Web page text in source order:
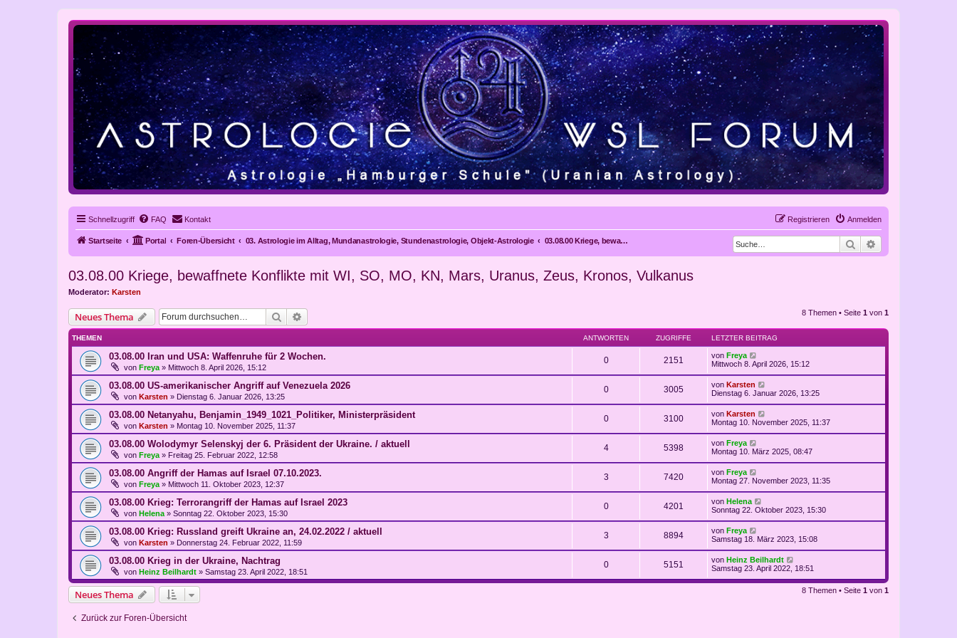
Schnellzugriff FAQ Kontakt Anmelden
Registrieren
Startseite Portal Foren-Übersicht 03. Astrologie im Alltag, Mundanastrologie, Stundenastrologie, Objekt-Astrologie 03.08.00 Kriege, bewaffnete Konflikte mit WI, SO, MO, KN, Mars, Uranus, Zeus, Kronos, Vulkanus Suche
03.08.00 Kriege, bewaffnete Konflikte mit WI, SO, MO, KN, Mars, Uranus, Zeus, Kronos, Vulkanus
Moderator: Karsten
Neues Thema Suche 8 Themen • Seite 1 von 1
THEMEN ANTWORTEN ZUGRIFFE LETZTER BEITRAG
03.08.00 Iran und USA: Waffenruhe für 2 Wochen.
von Freya » Mittwoch 8. April 2026, 15:12
0 2151 von Freya
Mittwoch 8. April 2026, 15:12
03.08.00 US-amerikanischer Angriff auf Venezuela 2026
von Karsten » Dienstag 6. Januar 2026, 13:25
0 3005 von Karsten
Dienstag 6. Januar 2026, 13:25
03.08.00 Netanyahu, Benjamin_1949_1021_Politiker, Ministerpräsident
von Karsten » Montag 10. November 2025, 11:37
0 3100 von Karsten
Montag 10. November 2025, 11:37
03.08.00 Wolodymyr Selenskyj der 6. Präsident der Ukraine. / aktuell
von Freya » Freitag 25. Februar 2022, 12:58
4 5398 von Freya
Montag 10. März 2025, 08:47
03.08.00 Angriff der Hamas auf Israel 07.10.2023.
von Freya » Mittwoch 11. Oktober 2023, 12:37
3 7420 von Freya
Montag 27. November 2023, 11:35
03.08.00 Krieg: Terrorangriff der Hamas auf Israel 2023
von Helena » Sonntag 22. Oktober 2023, 15:30
0 4201 von Helena
Sonntag 22. Oktober 2023, 15:30
03.08.00 Krieg: Russland greift Ukraine an, 24.02.2022 / aktuell
von Karsten » Donnerstag 24. Februar 2022, 11:59
3 8894 von Freya
Samstag 18. März 2023, 15:08
03.08.00 Krieg in der Ukraine, Nachtrag
von Heinz Beilhardt » Samstag 23. April 2022, 18:51
0 5151 von Heinz Beilhardt
Samstag 23. April 2022, 18:51
Neues Thema 8 Themen • Seite 1 von 1
Zurück zur Foren-Übersicht